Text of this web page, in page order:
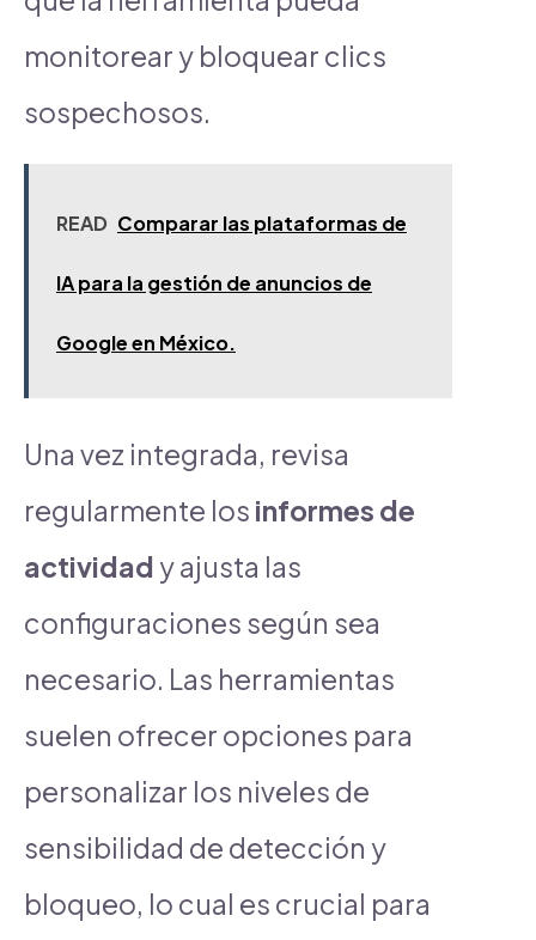
monitorear y bloquear clics
sospechosos.
READ Comparar las plataformas de
IA para la gestión de anuncios de
Google en México.
Una vez integrada, revisa
regularmente los informes de
actividad y ajusta las
configuraciones según sea
necesario. Las herramientas
suelen ofrecer opciones para
personalizar los niveles de
sensibilidad de detección y
bloqueo, lo cual es crucial para